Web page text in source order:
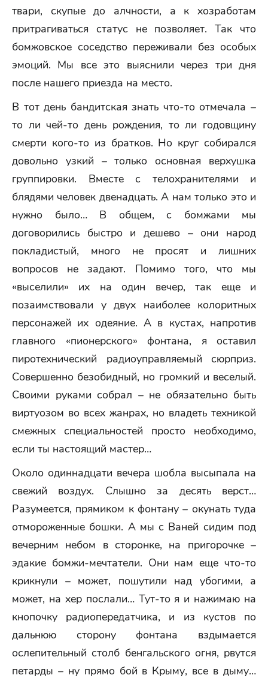
твари, скупые до алчности, а к хозработам
притрагиваться статус не позволяет. Так что
бомжовское соседство переживали без особых
эмоций. Мы все это выяснили через три дня
после нашего приезда на место.
В тот день бандитская знать что-то отмечала –
то ли чей-то день рождения, то ли годовщину
смерти кого-то из братков. Но круг собирался
довольно узкий – только основная верхушка
группировки. Вместе с телохранителями и
блядями человек двенадцать. А нам только это и
нужно было… В общем, с бомжами мы
договорились быстро и дешево – они народ
покладистый, много не просят и лишних
вопросов не задают. Помимо того, что мы
«выселили» их на один вечер, так еще и
позаимствовали у двух наиболее колоритных
персонажей их одеяние. А в кустах, напротив
главного «пионерского» фонтана, я оставил
пиротехнический радиоуправляемый сюрприз.
Совершенно безобидный, но громкий и веселый.
Своими руками собрал – не обязательно быть
виртуозом во всех жанрах, но владеть техникой
смежных специальностей просто необходимо,
если ты настоящий мастер…
Около одиннадцати вечера шобла высыпала на
свежий воздух. Слышно за десять верст…
Разумеется, прямиком к фонтану – окунать туда
отмороженные бошки. А мы с Ваней сидим под
вечерним небом в сторонке, на пригорочке –
эдакие бомжи-мечтатели. Они нам еще что-то
крикнули – может, пошутили над убогими, а
может, на хер послали… Тут-то я и нажимаю на
кнопочку радиопередатчика, и из кустов по
дальнюю сторону фонтана вздымается
ослепительный столб бенгальского огня, рвутся
петарды – ну прямо бой в Крыму, все в дыму…